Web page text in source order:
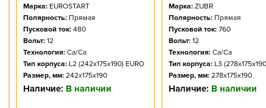
Марка: EUROSTART
Полярность: Прямая
Пусковой ток: 480
Вольт: 12
Технология: Ca/Ca
Тип корпуса: L2 (242x175x190) EURO
Размер, мм: 242x175x190
Наличие: В наличии
Марка: ZUBR
Полярность: Прямая
Пусковой ток: 760
Вольт: 12
Технология: Ca/Ca
Тип корпуса: L3
Размер, мм: 278x175x190
Наличие: В наличии